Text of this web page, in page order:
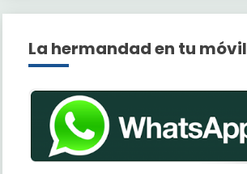
La hermandad en tu móvil